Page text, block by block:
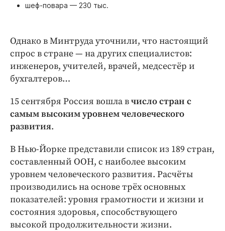
шеф-повара — 230 тыс.
Однако в Минтруда уточнили, что настоящий
спрос в стране — на других специалистов:
инженеров, учителей, врачей, медсестёр и
бухгалтеров…
15 сентября Россия вошла вчисло стран с
самым высоким уровнем человеческого
развития.
В Нью-Йорке представили список из 189 стран,
составленный ООН, с наиболее высоким
уровнем человеческого развития. Расчёты
производились на основе трёх основных
показателей: уровня грамотности и жизни и
состояния здоровья, способствующего
высокой продолжительности жизни.